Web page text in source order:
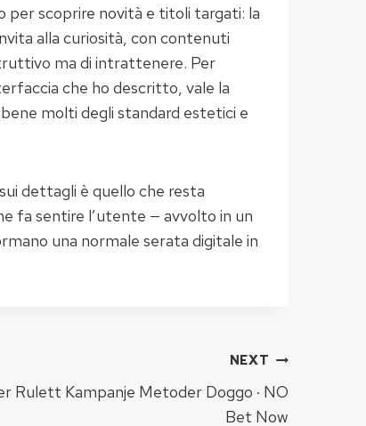
per scoprire novità e titoli targati: la
alla curiosità, con contenuti
ma di intrattenere. Per
che ho descritto, vale la
molti degli standard estetici e
dettagli è quello che resta
fa sentire l’utente — avvolto in un
una normale serata digitale in
NEXT
Rulett Kampanje Metoder Doggo · NO
Bet Now